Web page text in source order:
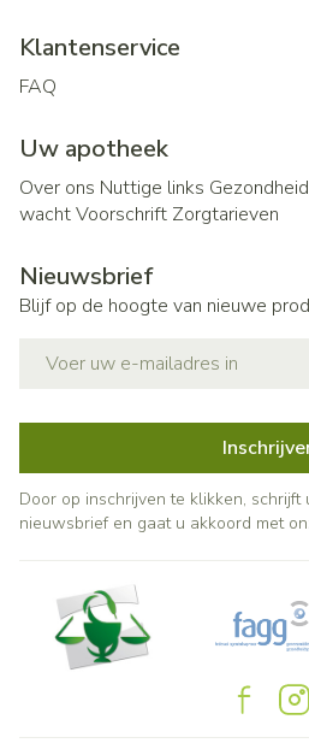
Klantenservice
FAQ
Uw apotheek
Over ons Nuttige links
wachtVoorschrift Zorgtarieven
Nieuwsbrief
Blijf op de hoogte van nieuwe
Door op inschrijven te klikken, schrijft
nieuwsbrief en gaat u akkoord met